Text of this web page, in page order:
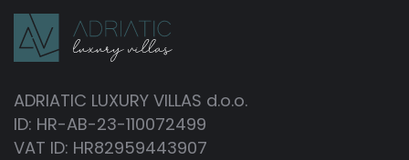
ADRIATIC LUXURY VILLAS d.o.o.
ID: HR-AB-23-110072499
VAT ID: HR82959443907